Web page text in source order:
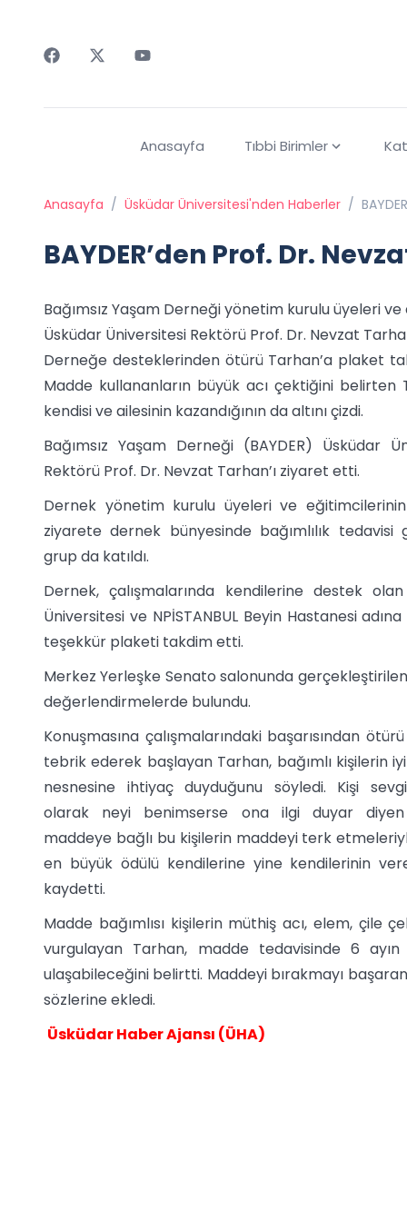
Anasayfa Tıbbi Birimler
Anasayfa / Üsküdar Üniversitesi'nden Haberler /
BAYDER’den Prof. Dr.
Bağımsız Yaşam Derneği yönetim kurulu üyeleri
Üsküdar Üniversitesi Rektörü Prof. Dr. Nevzat
Derneğe desteklerinden ötürü Tarhan’a plaket
Madde kullananların büyük acı çektiğini
kendisi ve ailesinin kazandığının da altını çizdi.
Bağımsız Yaşam Derneği (BAYDER) Üsküdar
Rektörü Prof. Dr. Nevzat Tarhan’ı ziyaret etti.
Dernek yönetim kurulu üyeleri ve eğitimcilerinin
ziyarete dernek bünyesinde bağımlılık tedavisi
grup da katıldı.
Dernek, çalışmalarında kendilerine destek
Üniversitesi ve NPİSTANBUL Beyin Hastanesi
teşekkür plaketi takdim etti.
Merkez Yerleşke Senato salonunda
değerlendirmelerde bulundu.
Konuşmasına çalışmalarındaki başarısından ötürü
tebrik ederek başlayan Tarhan, bağımlı kişilerin
nesnesine ihtiyaç duyduğunu söyledi. Kişi
olarak neyi benimserse ona ilgi duyar
maddeye bağlı bu kişilerin maddeyi terk
en büyük ödülü kendilerine yine kendilerinin
kaydetti.
Madde bağımlısı kişilerin müthiş acı, elem, çile
vurgulayan Tarhan, madde tedavisinde 6
ulaşabileceğini belirtti. Maddeyi bırakmayı
sözlerine ekledi.
Üsküdar Haber Ajansı (ÜHA)